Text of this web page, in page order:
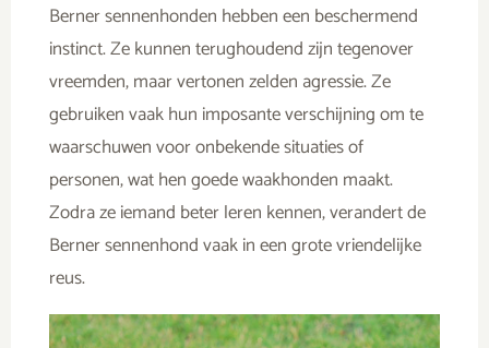
Berner sennenhonden hebben een beschermend
instinct. Ze kunnen terughoudend zijn tegenover
vreemden, maar vertonen zelden agressie. Ze
gebruiken vaak hun imposante verschijning om te
waarschuwen voor onbekende situaties of
personen, wat hen goede waakhonden maakt.
Zodra ze iemand beter leren kennen, verandert de
Berner sennenhond vaak in een grote vriendelijke
reus.